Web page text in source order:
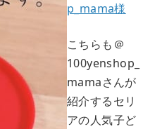
p_mama様
こちらも＠
100yenshop_
mamaさんが
紹介するセリ
アの人気子ど